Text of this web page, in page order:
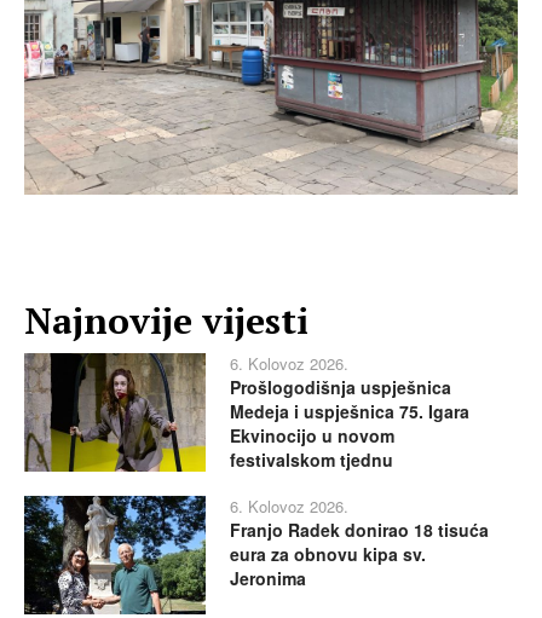
Najnovije vijesti
6. Kolovoz 2026.
Prošlogodišnja uspješnica
Medeja i uspješnica 75. Igara
Ekvinocijo u novom
festivalskom tjednu
6. Kolovoz 2026.
Franjo Radek donirao 18 tisuća
eura za obnovu kipa sv.
Jeronima